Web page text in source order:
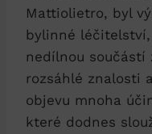
Mattiolietro, byl
bylinné
nedílnou součástí
rozsáhlé znalosti
objevu mnoha
které dodnes